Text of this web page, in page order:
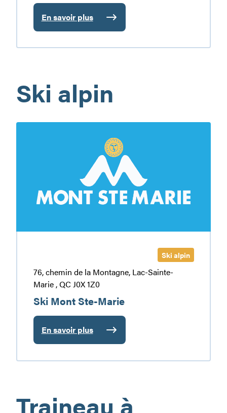
En savoir plus
:
Expédition
LSM
Ski alpin
Ski
Ski alpin
76, chemin de la Montagne, Lac-Sainte-
Marie , QC J0X 1Z0
Ski Mont Ste-Marie
En savoir plus
:
Ski
Mont
Traineau à